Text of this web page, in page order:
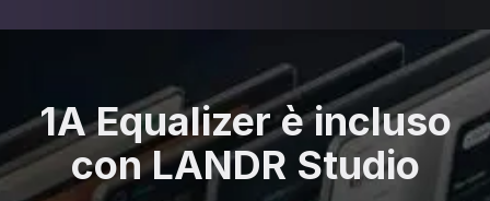
1A Equalizer è incluso
con LANDR Studio